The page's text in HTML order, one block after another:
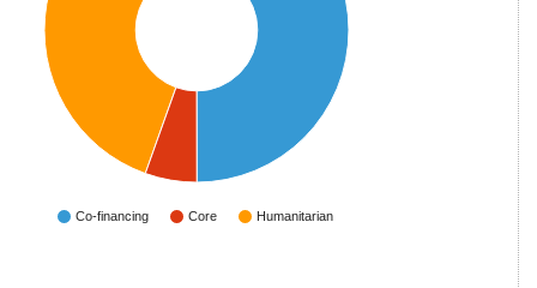
Co-financing Core Humanitarian